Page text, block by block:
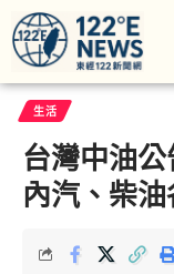
生活
台灣中油
內汽、柴油